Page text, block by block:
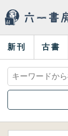
新刊 古書